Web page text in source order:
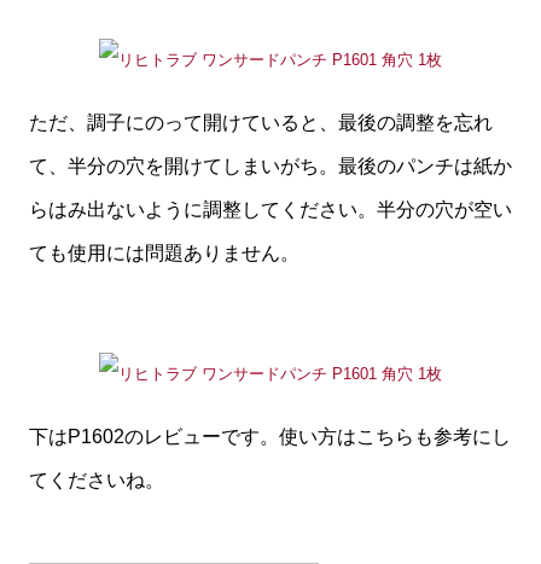
ただ、調子にのって開けていると、最後の調整を忘れ
て、半分の穴を開けてしまいがち。最後のパンチは紙か
らはみ出ないように調整してください。半分の穴が空い
ても使用には問題ありません。
下はP1602のレビューです。使い方はこちらも参考にし
てくださいね。